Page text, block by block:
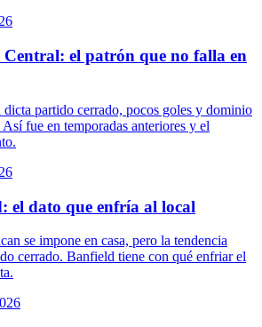
el patrón que no falla en
partido cerrado, pocos goles y dominio
fue en temporadas anteriores y el
el dato que enfría al local
se impone en casa, pero la tendencia
cerrado. Banfield tiene con qué enfriar el